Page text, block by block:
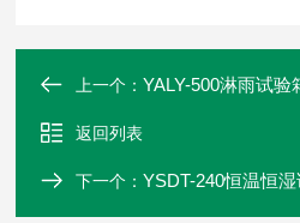
上一个：YALY-500淋雨试验
返回列表
下一个：YSDT-240恒温恒